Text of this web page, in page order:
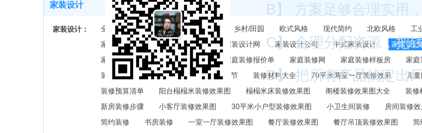
B】 方案足够合理实用
C】 合理分配资源，把
D】 把所有产品搞定出
家装设计
家装设计： 全部 中式/新中式 后现代轻奢 乡村/田园 欧式风格 现代简约 北欧风格 工
家装设计效果图
室内家装设计 家装设计网 家装设计公司 中式家装设计 家装设计
家庭装修预算表
家庭装修图片 家庭装修报价单 家庭装修网 家庭装修样板房 家庭
装修后如何除甲醛
装修注意事项及细节 装修材料大全 70平米两室一厅装修效果 儿童
装修预算清单
阳台榻榻米装修效果图 榻榻米床装修效果图 阁楼装修效果图大全 装修
新房装修步骤
小客厅装修效果图 30平米小户型装修效果图 小卫生间装修 房间装修效
简约装修
书房装修 一室一厅装修效果图 餐厅装修效果图 餐厅吊顶装修效果图 简